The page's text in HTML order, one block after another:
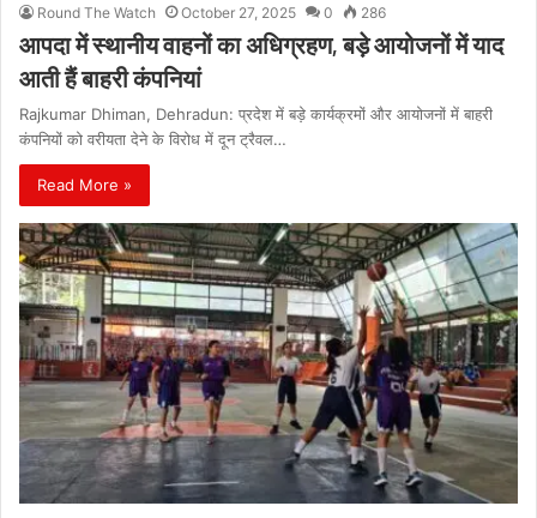
Round The Watch October 27, 2025 0 286
आपदा में स्थानीय वाहनों का अधिग्रहण, बड़े आयोजनों में याद
आती हैं बाहरी कंपनियां
Rajkumar Dhiman, Dehradun: प्रदेश में बड़े कार्यक्रमों और आयोजनों में बाहरी
कंपनियों को वरीयता देने के विरोध में दून ट्रैवल…
Read More »